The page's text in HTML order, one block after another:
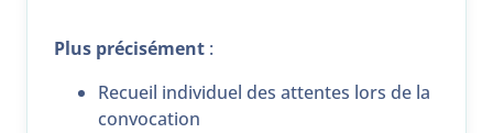
Plus précisément :
Recueil individuel des attentes lors de la
convocation